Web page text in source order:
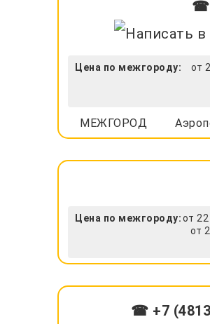
☎
Цена по межгороду: от
МЕЖГОРОД
Цена по межгороду:от
от
☎ +7